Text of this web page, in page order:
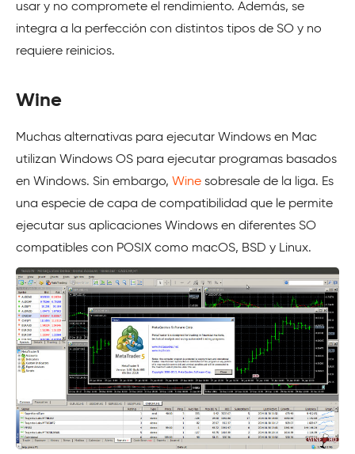
usar y no compromete el rendimiento. Además, se
integra a la perfección con distintos tipos de SO y no
requiere reinicios.
Wine
Muchas alternativas para ejecutar Windows en Mac
utilizan Windows OS para ejecutar programas basados
en Windows. Sin embargo, Wine sobresale de la liga. Es
una especie de capa de compatibilidad que le permite
ejecutar sus aplicaciones Windows en diferentes SO
compatibles con POSIX como macOS, BSD y Linux.